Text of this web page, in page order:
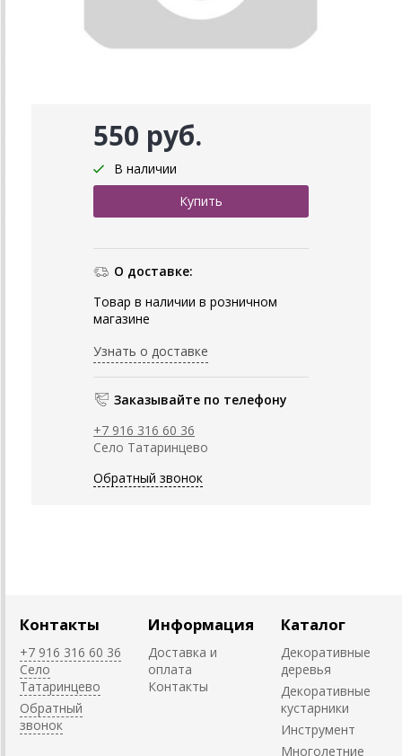
550 руб.
В наличии
О доставке:
Товар в наличии в розничном
магазине
Узнать о доставке
Заказывайте по телефону
+7 916 316 60 36
Село Татаринцево
Обратный звонок
Контакты
+7 916 316 60 36
Село
Татаринцево
Обратный
звонок
Информация
Доставка и
оплата
Контакты
Каталог
Декоративные
деревья
Декоративные
кустарники
Инструмент
Многолетние